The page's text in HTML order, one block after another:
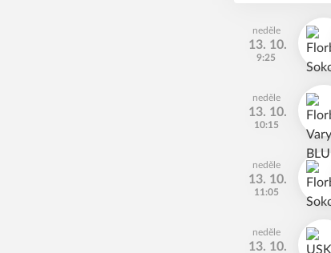
neděle
13. 10.
9:25
neděle
13. 10.
10:15
neděle
13. 10.
11:05
neděle
13. 10.